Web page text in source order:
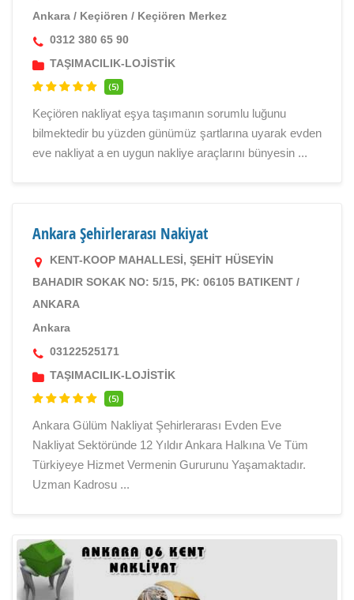
Ankara / Keçiören / Keçiören Merkez
0312 380 65 90
TAŞIMACILIK-LOJİSTİK
(5)
Keçiören nakliyat eşya taşımanın sorumlu luğunu
bilmektedir bu yüzden günümüz şartlarına uyarak evden
eve nakliyat a en uygun nakliye araçlarını bünyesin ...
Ankara Şehirlerarası Nakiyat
KENT-KOOP MAHALLESİ, ŞEHİT HÜSEYİN
BAHADIR SOKAK NO: 5/15, PK: 06105 BATIKENT /
ANKARA
Ankara
03122525171
TAŞIMACILIK-LOJİSTİK
(5)
Ankara Gülüm Nakliyat Şehirlerarası Evden Eve
Nakliyat Sektöründe 12 Yıldır Ankara Halkına Ve Tüm
Türkiyeye Hizmet Vermenin Gururunu Yaşamaktadır.
Uzman Kadrosu ...